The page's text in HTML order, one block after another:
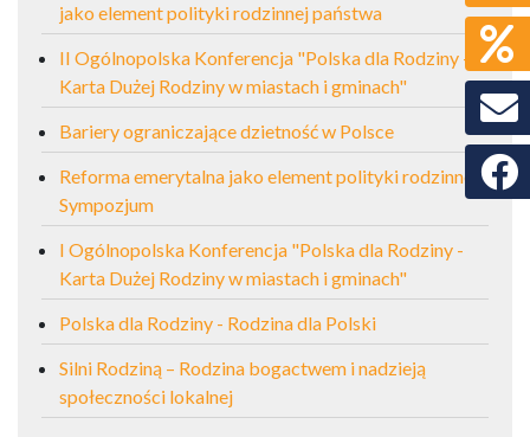
jako element polityki rodzinnej państwa
II Ogólnopolska Konferencja "Polska dla Rodziny -
Karta Dużej Rodziny w miastach i gminach"
Bariery ograniczające dzietność w Polsce
Reforma emerytalna jako element polityki rodzinnej.
Sympozjum
I Ogólnopolska Konferencja "Polska dla Rodziny -
Karta Dużej Rodziny w miastach i gminach"
Polska dla Rodziny - Rodzina dla Polski
Silni Rodziną – Rodzina bogactwem i nadzieją
społeczności lokalnej